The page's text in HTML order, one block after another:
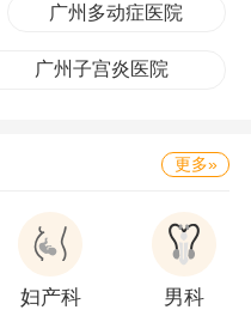
广州多动症医院
广州子宫炎医院
更多»
妇产科 男科